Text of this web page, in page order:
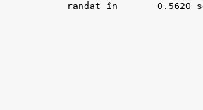
randat în